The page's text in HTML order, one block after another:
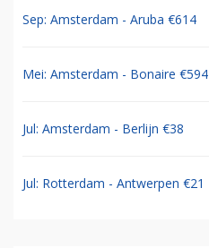
Sep: Amsterdam - Aruba €614
Mei: Amsterdam - Bonaire €594
Jul: Amsterdam - Berlijn €38
Jul: Rotterdam - Antwerpen €21